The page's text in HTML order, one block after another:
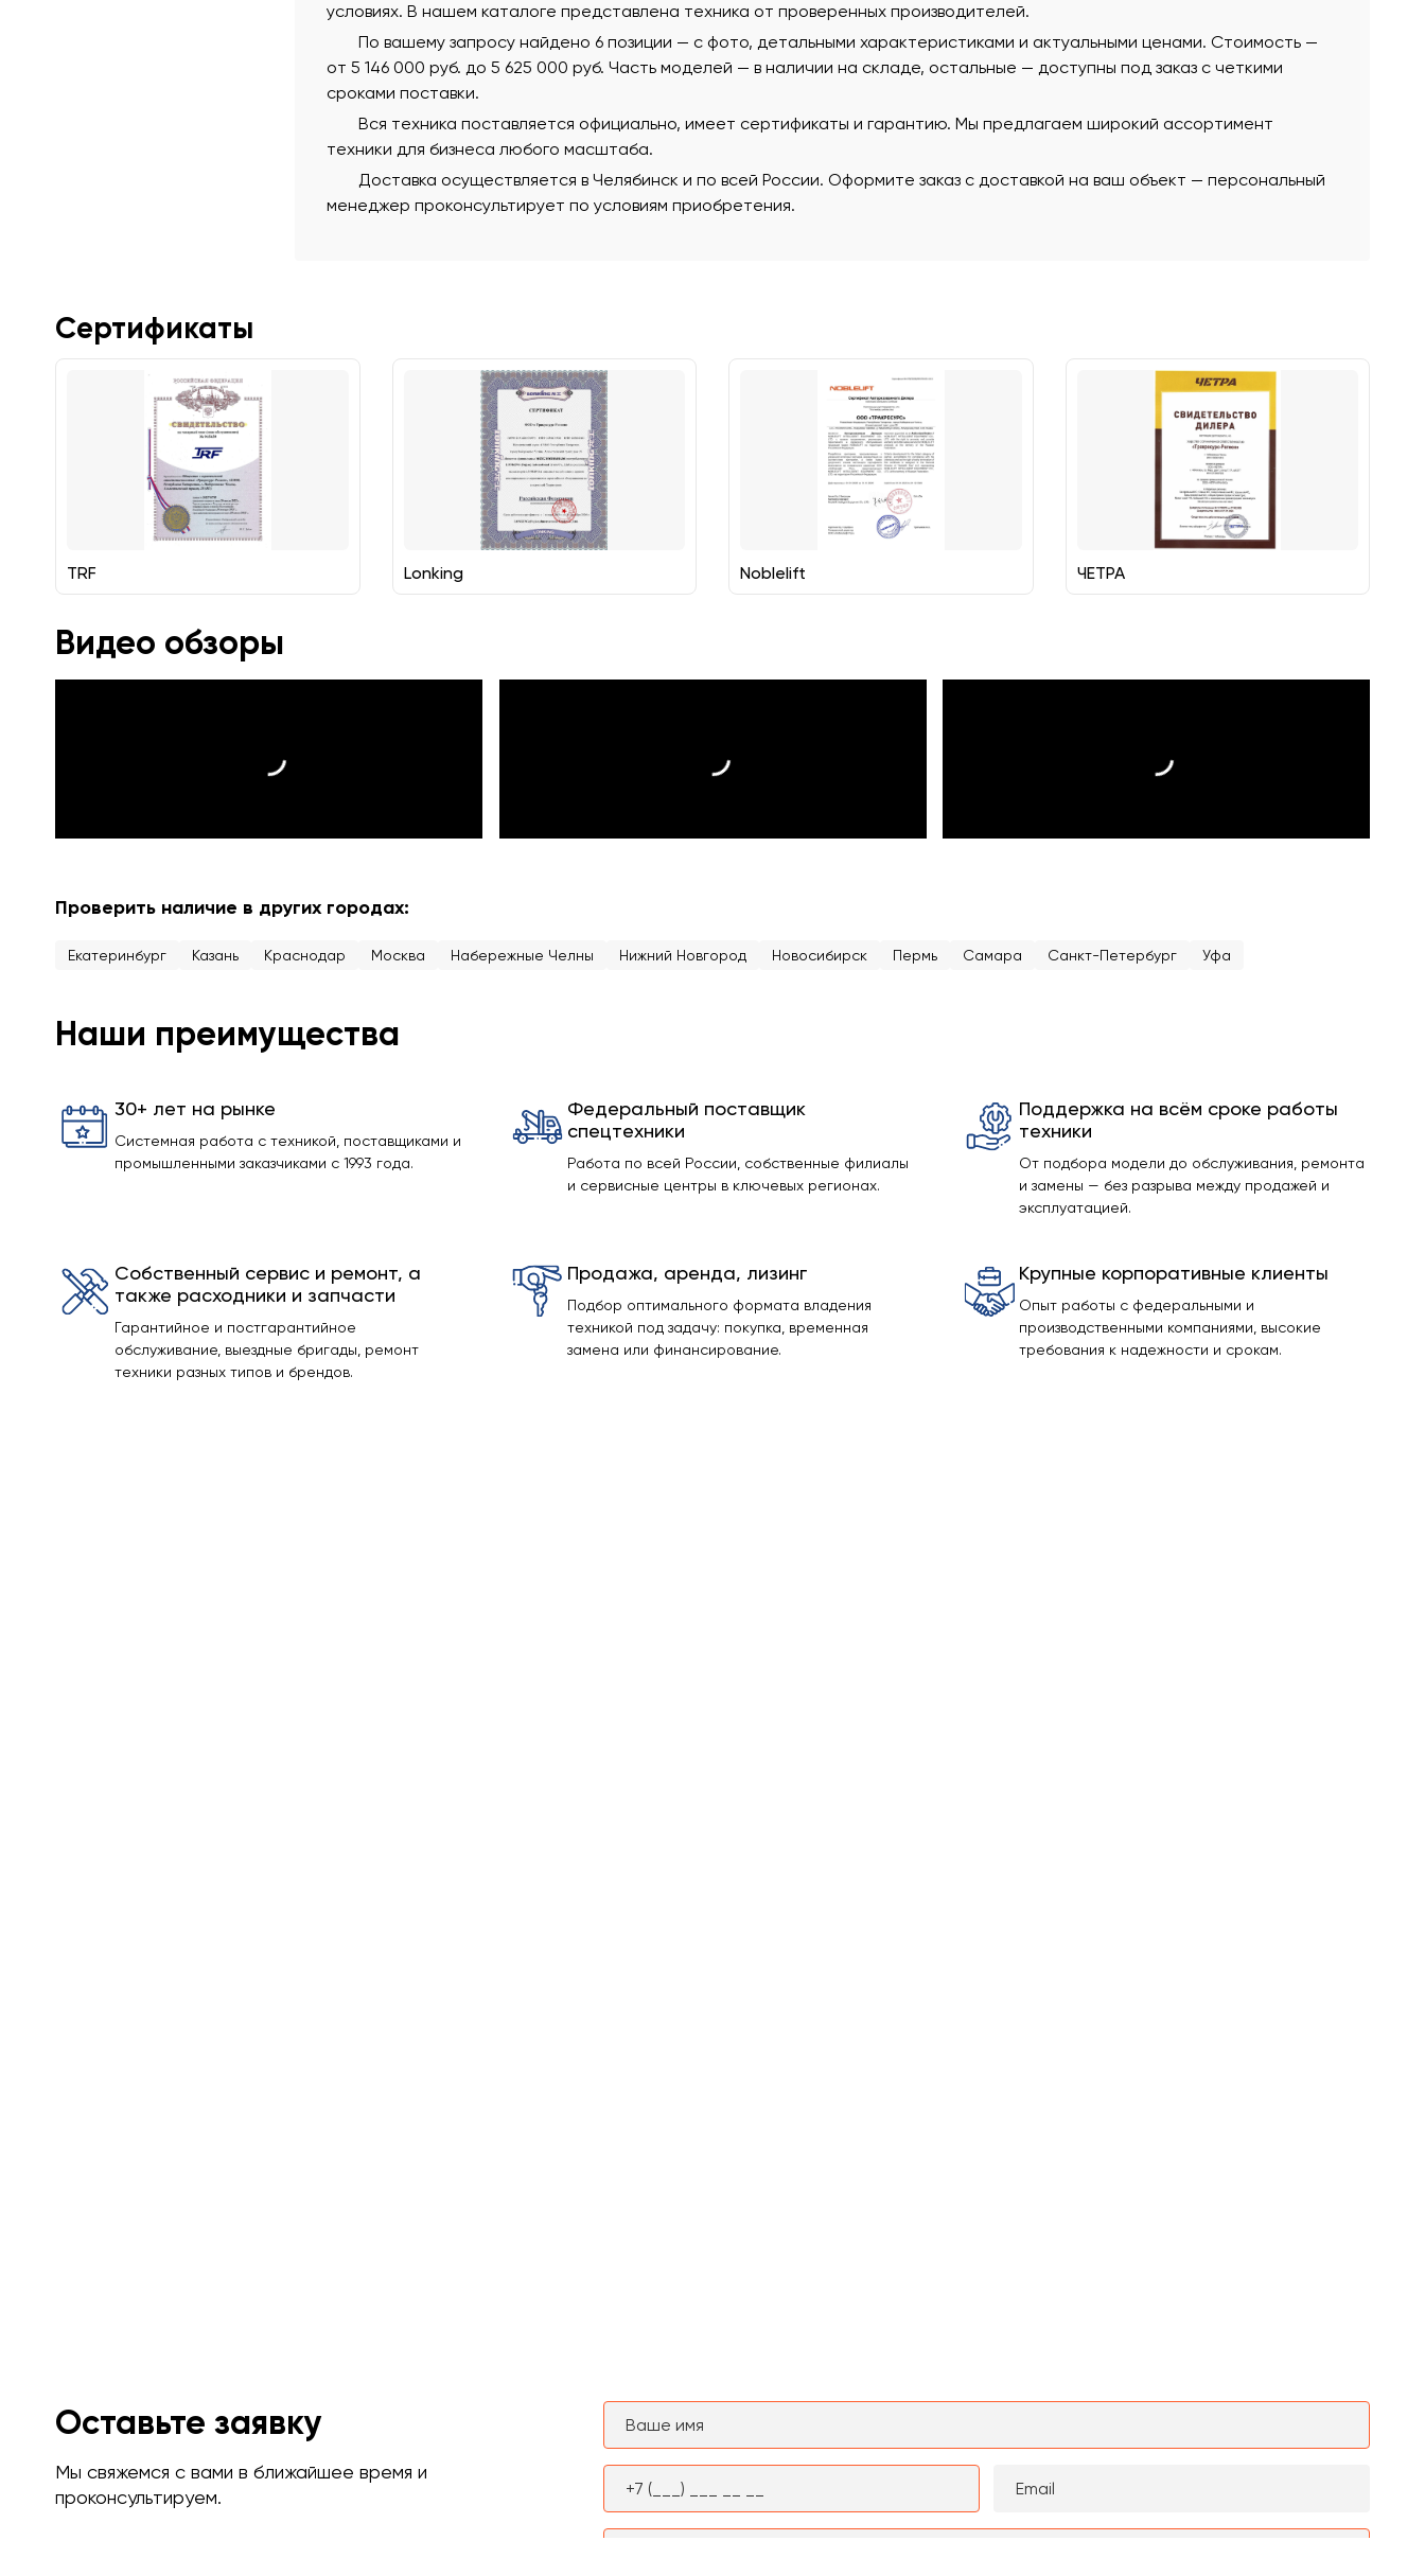
условиях. В нашем каталоге представлена техника от проверенных производителей.
По вашему запросу найдено 6 позиции — с фото, детальными характеристиками и актуальными ценами. Стоимость —
от 5 146 000 руб. до 5 625 000 руб. Часть моделей — в наличии на складе, остальные — доступны под заказ с четкими
сроками поставки.
Вся техника поставляется официально, имеет сертификаты и гарантию. Мы предлагаем широкий ассортимент
техники для бизнеса любого масштаба.
Доставка осуществляется в Челябинск и по всей России. Оформите заказ с доставкой на ваш объект — персональный
менеджер проконсультирует по условиям приобретения.
Сертификаты
TRF Lonking Noblelift ЧЕТРА
Видео обзоры
Проверить наличие в других городах:
Екатеринбург Казань Краснодар Москва Набережные Челны Нижний Новгород Новосибирск Пермь Самара Санкт-Петербург Уфа
Наши преимущества
30+ лет на рынке
Системная работа с техникой, поставщиками и
промышленными заказчиками с 1993 года.
Федеральный поставщик
спецтехники
Работа по всей России, собственные филиалы
и сервисные центры в ключевых регионах.
Поддержка на всём сроке работы
техники
От подбора модели до обслуживания, ремонта
и замены — без разрыва между продажей и
эксплуатацией.
Собственный сервис и ремонт, а
также расходники и запчасти
Гарантийное и постгарантийное
обслуживание, выездные бригады, ремонт
техники разных типов и брендов.
Продажа, аренда, лизинг
Подбор оптимального формата владения
техникой под задачу: покупка, временная
замена или финансирование.
Крупные корпоративные клиенты
Опыт работы с федеральными и
производственными компаниями, высокие
требования к надежности и срокам.
Оставьте заявку
Мы свяжемся с вами в ближайшее время и
проконсультируем.